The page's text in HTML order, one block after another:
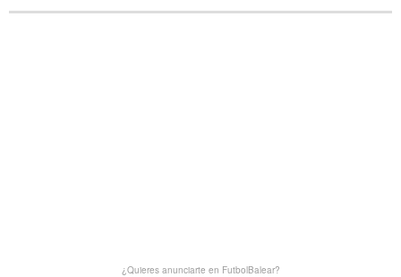
¿Quieres anunciarte en FutbolBalear?